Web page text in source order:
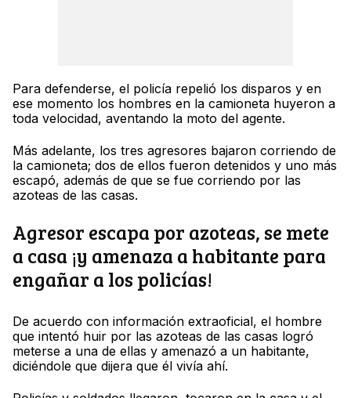
Para defenderse, el policía repelió los disparos y en
ese momento los hombres en la camioneta huyeron a
toda velocidad, aventando la moto del agente.
Más adelante, los tres agresores bajaron corriendo de
la camioneta; dos de ellos fueron detenidos y uno más
escapó, además de que se fue corriendo por las
azoteas de las casas.
Agresor escapa por azoteas, se mete
a casa ¡y amenaza a habitante para
engañar a los policías!
De acuerdo con información extraoficial, el hombre
que intentó huir por las azoteas de las casas logró
meterse a una de ellas y amenazó a un habitante,
diciéndole que dijera que él vivía ahí.